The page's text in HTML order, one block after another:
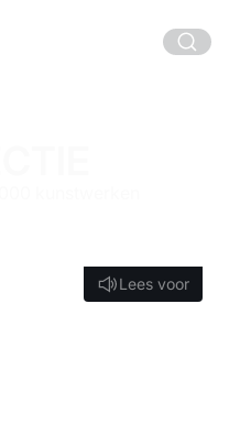
Lees voor
Lees voor